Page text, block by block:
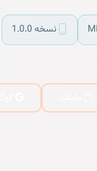
نسخه 1.0.0